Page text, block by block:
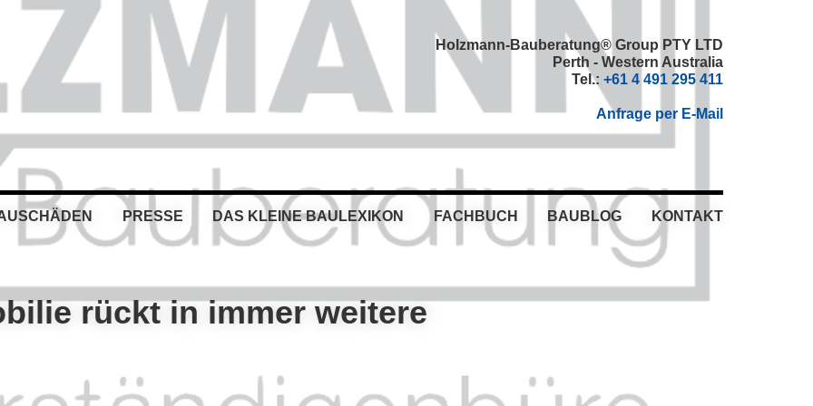
Holzmann-Bauberatung® Group PTY LTD
Perth - Western Australia
Tel.: +61 4 491 295 411
Anfrage per E-Mail
PRESSE DAS KLEINE BAULEXIKON FACHBUCH BAUBLOG KONTAKT
rückt in immer weitere